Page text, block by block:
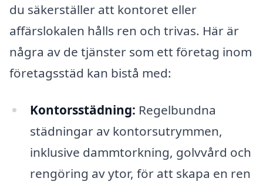
du säkerställer att kontoret eller
affärslokalen hålls ren och trivas. Här är
några av de tjänster som ett företag inom
företagsstäd kan bistå med:
Kontorsstädning: Regelbundna
städningar av kontorsutrymmen,
inklusive dammtorkning, golvvård och
rengöring av ytor, för att skapa en ren